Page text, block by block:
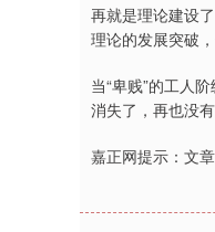
再就是理论建设
理论的发展突破
当“卑贱”的工人
消失了，再也没
嘉正网提示：文